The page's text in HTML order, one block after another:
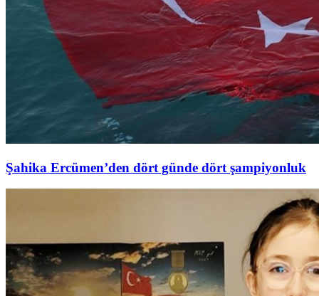
Şahika Ercümen’den dört günde dört şampiyonluk